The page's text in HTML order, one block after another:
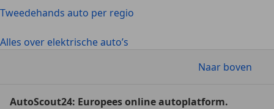
Tweedehands auto per regio
Alles over elektrische auto’s
Naar boven
AutoScout24: Europees online autoplatform.